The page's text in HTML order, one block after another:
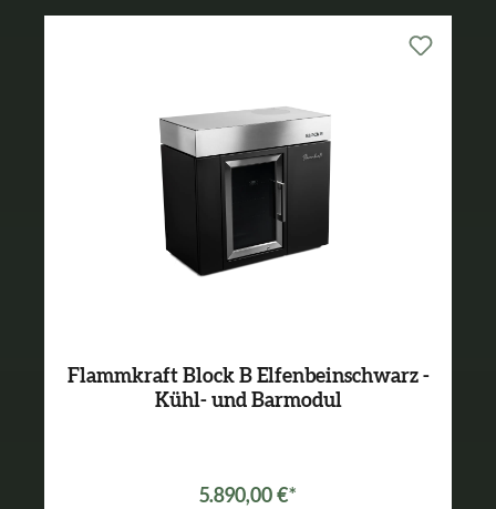
Flammkraft Block B Elfenbeinschwarz -
Kühl- und Barmodul
5.890,00 €*